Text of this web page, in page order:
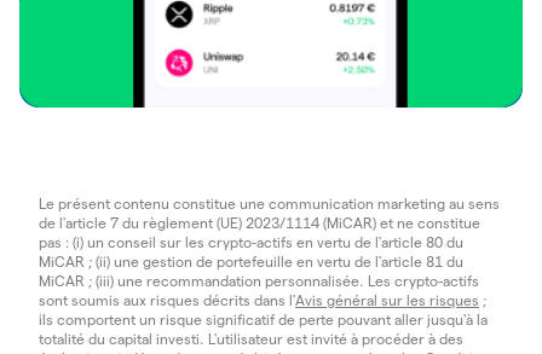
Le présent contenu constitue une communication marketing au sens
de l'article 7 du règlement (UE) 2023/1114 (MiCAR) et ne constitue
pas : (i) un conseil sur les crypto-actifs en vertu de l'article 80 du
MiCAR ; (ii) une gestion de portefeuille en vertu de l'article 81 du
MiCAR ; (iii) une recommandation personnalisée. Les crypto-actifs
sont soumis aux risques décrits dans l'Avis général sur les risques ;
ils comportent un risque significatif de perte pouvant aller jusqu'à la
totalité du capital investi. L'utilisateur est invité à procéder à des